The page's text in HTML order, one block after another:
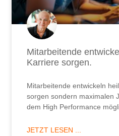
Mitarbeitende
Karriere sorgen.
Mitarbeitende entwickeln
sorgen sondern maximalen
dem High Performance
JETZT LESEN ...